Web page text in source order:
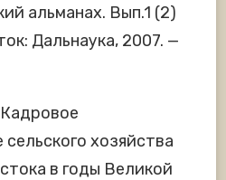
альманах. Вып.1 (2)
Дальнаука, 2007. —
сельского хозяйства
в годы Великой